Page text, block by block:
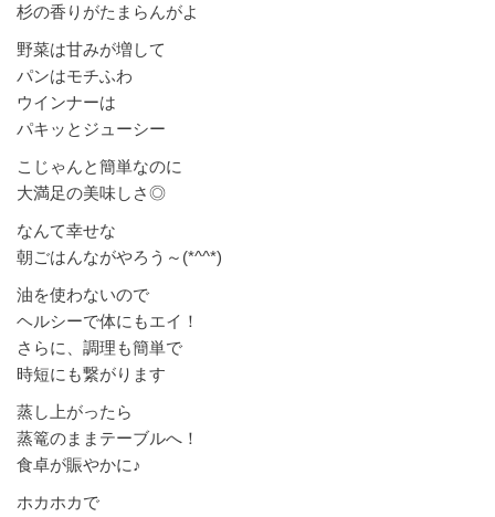
杉の香りがたまらんがよ
野菜は甘みが増して
パンはモチふわ
ウインナーは
パキッとジューシー
こじゃんと簡単なのに
大満足の美味しさ◎
なんて幸せな
朝ごはんながやろう～(*^^*)
油を使わないので
ヘルシーで体にもエイ！
さらに、調理も簡単で
時短にも繋がります
蒸し上がったら
蒸篭のままテーブルへ！
食卓が賑やかに♪
ホカホカで